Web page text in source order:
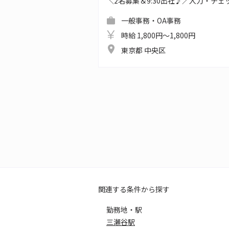
一般事務・OA事務
時給 1,800円～1,800円
東京都 中央区
関連する条件から探す
勤務地・駅
三瀬谷駅